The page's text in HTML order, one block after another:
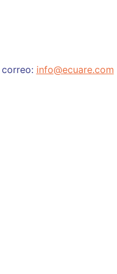
info@ecuare.com